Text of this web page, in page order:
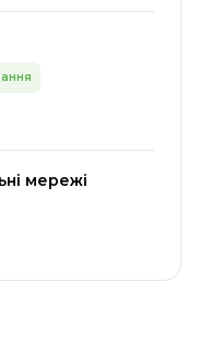
мережі